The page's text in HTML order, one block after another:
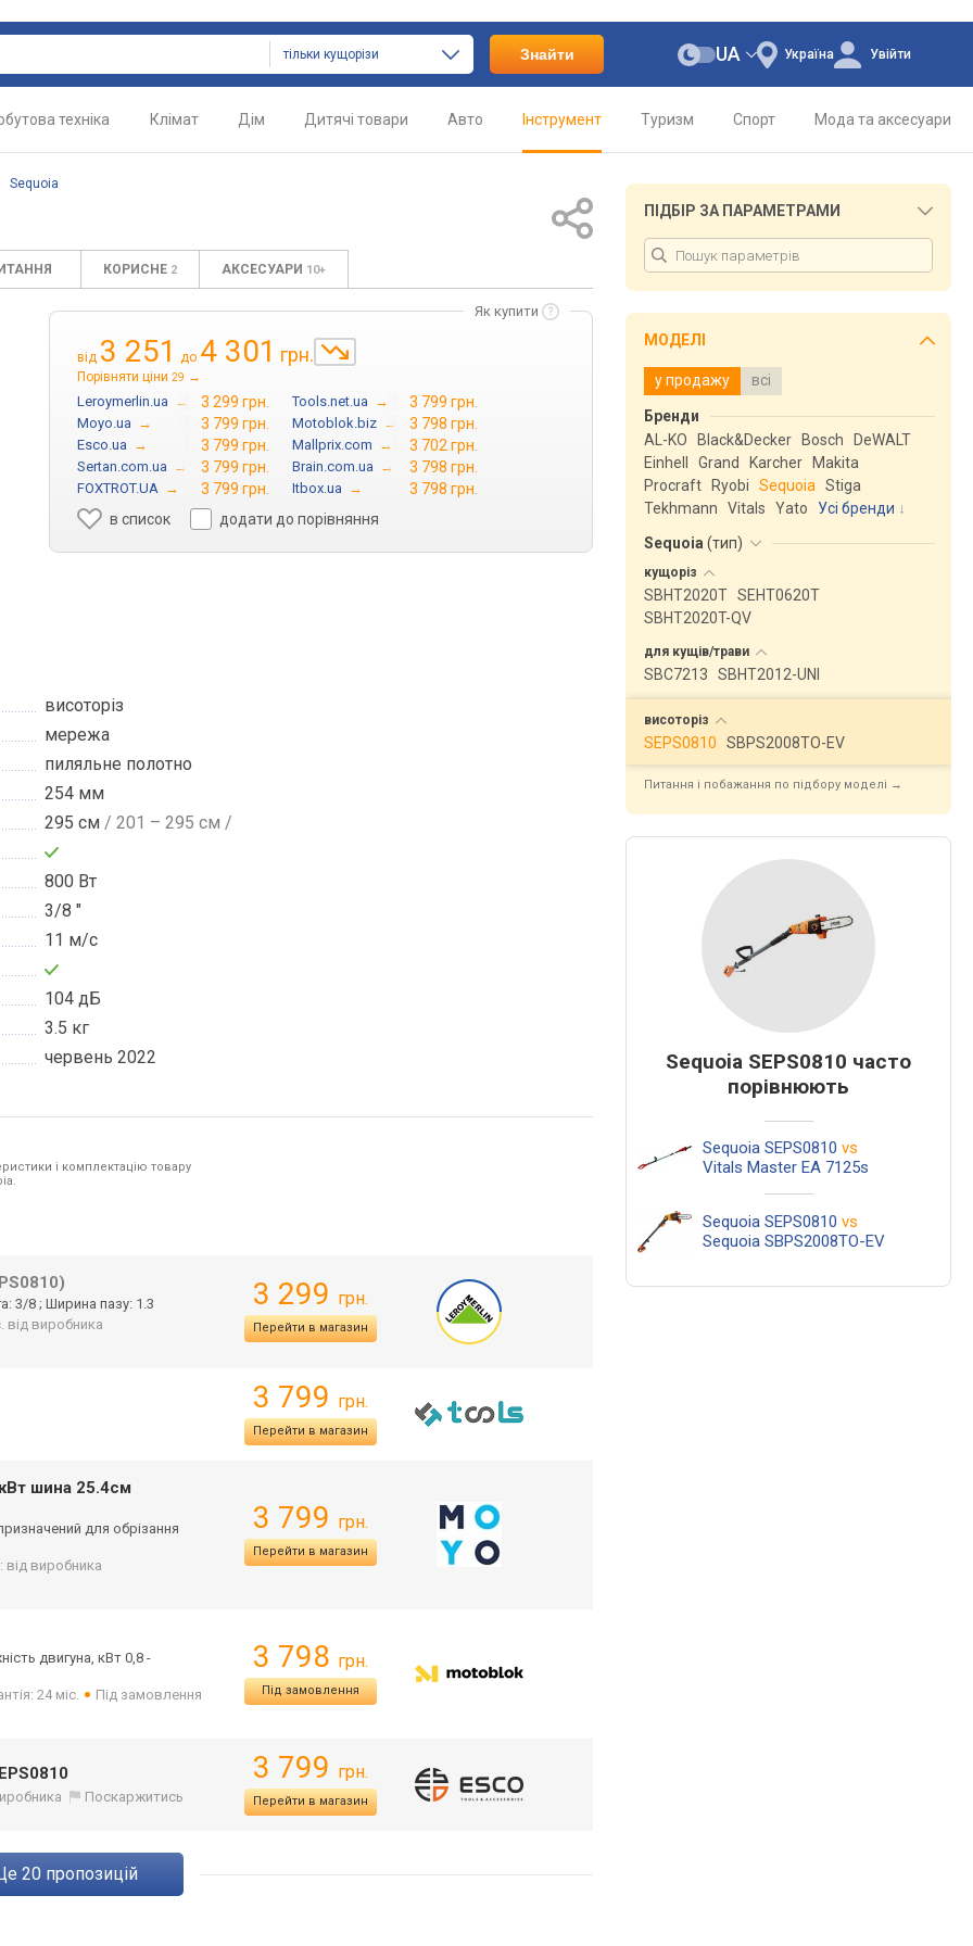
тільки кущорізи Знайти Україна
UA Увійти
техніка Клімат Дім Дитячі товари Авто Інструмент Туризм Спорт Мода та аксесуари
Sequoia
КОРИСНЕ 2 АКСЕСУАРИ 10+
Як купити
від 3 251 до 4 301 грн.
Порівняти ціни 29 →
Leroymerlin.ua → 3 299 грн. Tools.net.ua → 3 799 грн.
Moyo.ua → 3 799 грн. Motoblok.biz → 3 798 грн.
Esco.ua → 3 799 грн. Mallprix.com → 3 702 грн.
Sertan.com.ua → 3 799 грн. Brain.com.ua → 3 798 грн.
FOXTROT.UA → 3 799 грн. Itbox.ua →
3 798 грн.
в список
додати до порівняння
висоторіз
мережа
пиляльне полотно
254 мм
295 см / 201 – 295 см /
800 Вт
3/8 "
11 м/с
104 дБ
3.5 кг
червень 2022
і комплектацію товару
3/8 ; Ширина пазу: 1.3
від виробника
3 299 грн.
Перейти в магазин
3 799 грн.
Перейти в магазин
шина 25.4см
для обрізання
від виробника
3 799 грн.
Перейти в магазин
двигуна, кВт 0,8 -
24 міс. Під замовлення
3 798 грн.
Під замовлення
Поскаржитись
3 799 грн.
Перейти в магазин
ще 20 пропозицій
ПІДБІР ЗА ПАРАМЕТРАМИ
МОДЕЛІ
у продажу всі
Бренди
AL-KO
Black&Decker Bosch
DeWALT
Einhell
Grand Karcher
Makita
Procraft
Ryobi Sequoia
Stiga
Tekhmann
Vitals Yato
Усі бренди
Sequoia (тип)
кущоріз
SBHT2020T SEHT0620T
SBHT2020T-QV
для кущів/трави
SBC7213 SBHT2012-UNI
висоторіз
SEPS0810 SBPS2008TO-EV
Питання і побажання по підбору моделі →
Sequoia SEPS0810 часто
порівнюють
Sequoia SEPS0810 vs
Vitals Master EA 7125s
Sequoia SEPS0810 vs
Sequoia SBPS2008TO-EV